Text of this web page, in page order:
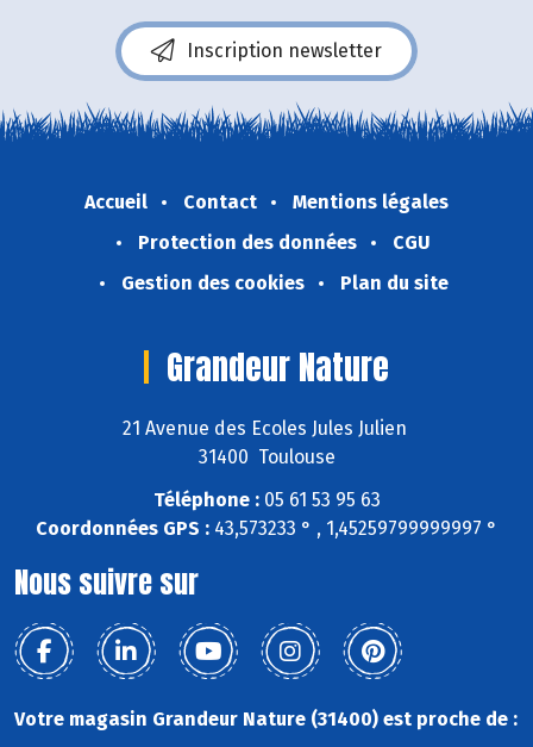
Inscription newsletter
Accueil Contact
Mentions légales
Protection des données
CGU
Gestion des cookies
Plan du site
Grandeur Nature
21 Avenue des Ecoles Jules Julien
31400 Toulouse
Téléphone :05 61 53 95 63
Coordonnées GPS : 43,573233 ° , 1,45259799999997 °
Nous suivre sur
Votre magasin Grandeur Nature (31400) est proche de :